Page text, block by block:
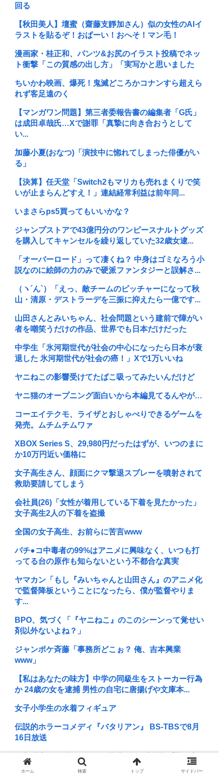
回る
【秋田美人】壇蜜（齋藤支靜加さん）似の女性のAIイ
ラストを貼るぞ！おぱーい！おへそ！マン毛！
漫画家・桂正和、パンツ&お尻のイラスト投稿でネッ
ト衝撃「この質感の出し方」「実写かと思いました
ちいかわ映画、爆死！鬼滅どころかコナンすら超えら
れず客足遠のく
【マンガワン問題】第三者委報告書の編集者「G氏」
は成田卓哉氏…Xで謝罪「真摯に向き合おうとして
い...
加藤小夏(おなつ)「演技中に惚れてしまった俳優がい
る」
【決算】任天堂「Switch2もマリカも売れまくりで笑
いが止まらんどすえ！」連結経常利益は前年同...
いまさらps5買ってもいいかな？
ジャンプストアで43億円分のワンピースナルトグッズ
を購入してキャンセルを繰り返していた32歳女逮...
「オーバーロード」って凄くね？ 中身はゴミなろう小
説なのに絵師の力のみで硬派ファンタジーと誤解さ...
（ヽ´ん`）「えっ、敵チームのピッチャーになって秋
山・清原・デストラーデを三振に抑えたら一億です...
山田さんとみいちゃん、社会問題という建前で障がい
者を嘲笑うだけの作品、世界でも日本だけだった
中学生「氷河期世代が社会の中心になったら日本が衰
退した 氷河期世代が社会の癌！」Xで1万いいね
ヤニねこの影響受けてたばこ吸ってみたいんだけど
ヤニ猫のオープニング面白いから本編見てるんやが…
コーエイテクモ、ライザとおしゃべりできるゲームを
発売。ムチムチムワァ
XBOX Series S、29,980円だったはずが、いつのまに
か10万円近い価格に
女子高生さん、顔面にクマ撃退スプレーを噴射されて
救助要請してしまう
会社員(26)「女性が着用している下着を見たかった」
女子高生2人の下着を盗撮
全国の女子高生、お前らに苦言www
パチ●コ中毒者の99%はアニメに興味なく、いつも打
ってる台の原作も知らないという不都合な真実
ヤマカン「もし『みいちゃんと山田さん』のアニメ化
で監督降板ということになったら、僕が監督やりま
す...
BPO、気づく「『ヤニねこ』のこのシーンって覚せい
剤以外ないよね？」
ジャンポケ斉藤「事務所どこぉ？ 俺、吉本興業
www」
【私はあなたの味方】中学の同級生をストーカー行為
か 24歳の女を逮捕 男性の自宅に唐揚げや文庫本...
女子小学生の水着フィギュア
伝説的ホラーコメディ『バタリアン』 BS-TBSで8月
16日放送
伊集院光が日刊スポーツの見出しに2度激怒「朝日新
聞系の新聞をやめる」と言い出した背景
ホーム 検索 トップ サイドバー